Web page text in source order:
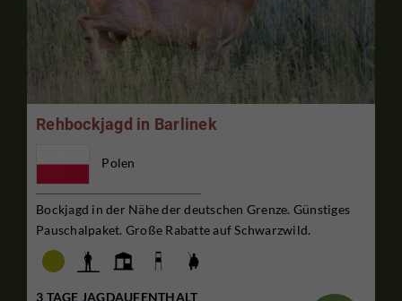
Rehbockjagd in Barlinek
Polen
Bockjagd in der Nähe der deutschen Grenze. Günstiges
Pauschalpaket. Große Rabatte auf Schwarzwild.
3 TAGE JAGDAUFENTHALT